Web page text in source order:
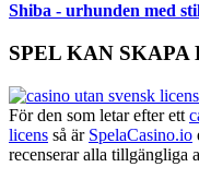
Shiba - urhunden med
SPEL KAN SKAPA
För den som letar efter ett
licens så är SpelaCasino.io
recenserar alla tillgängliga